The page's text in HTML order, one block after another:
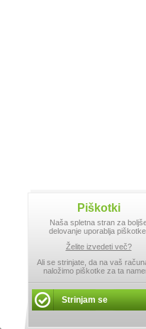
Piškotki
Naša spletna stran za
delovanje uporablja
Želite izvedeti več?
Ali se strinjate, da na vaš
naložimo piškotke za ta
Strinjam se